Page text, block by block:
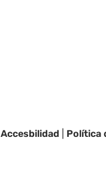
Accesbilidad Política